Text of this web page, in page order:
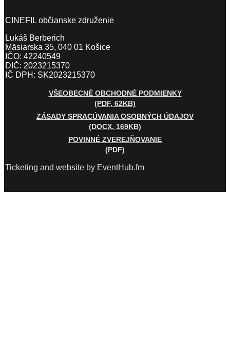
CINEFIL občianske združenie
Lukáš Berberich
Mäsiarska 35, 040 01 Košice
IČO: 42240549
DIČ: 2023215370
IČ DPH: SK2023215370
VŠEOBECNÉ OBCHODNÉ PODMIENKY
(PDF, 62KB)
ZÁSADY SPRACÚVANIA OSOBNÝCH ÚDAJOV
(DOCX, 169KB)
POVINNÉ ZVEREJŇOVANIE
(PDF)
Ticketing and website by EventHub.fm